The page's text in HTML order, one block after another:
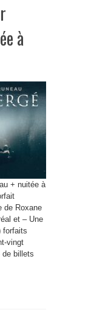
à
+ nuitée à
de Roxane
et – Une
forfaits
vingt
de billets